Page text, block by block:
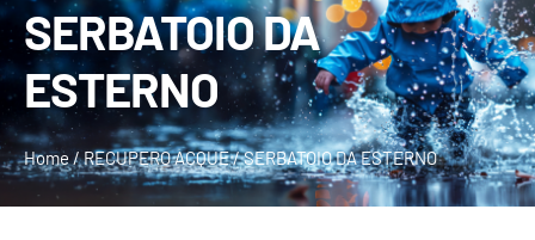
SERBATOIO DA
ESTERNO
Home/RECUPERO ACQUE/SERBATOIO DA ESTERNO